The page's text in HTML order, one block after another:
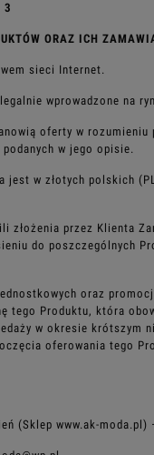
3
ORAZ ICH
sieci Internet.
wprowadzone na
oferty w rozumieniu
podanych w jego opisie.
jest w złotych polskich
złożenia przez Klienta
do poszczególnych
oraz
tego Produktu, która
w okresie krótszym
oferowania tego
(Sklep www.ak-moda.pl)